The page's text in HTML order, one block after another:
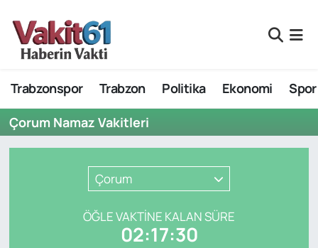
Trabzonspor Trabzon Politika Ekonomi
Spor
Çorum Namaz Vakitleri
Çorum
ÖĞLE VAKTİNE KALAN SÜRE
02:17:30
Nöbetçi Eczaneler
Hava Durumu
Namaz Vakitleri
Trafik Durumu
Tüm Manşetler